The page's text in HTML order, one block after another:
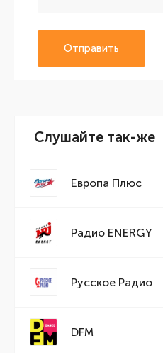
Отправить
Слушайте так-же
Европа Плюс
Радио ENERGY
Русское Радио
DFM